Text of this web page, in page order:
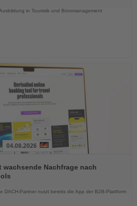
in Touristik und Büromanagement
04.08.2026
wachsende Nachfrage nach
DACH-Partner nutzt bereits die App der B2B-Plattform